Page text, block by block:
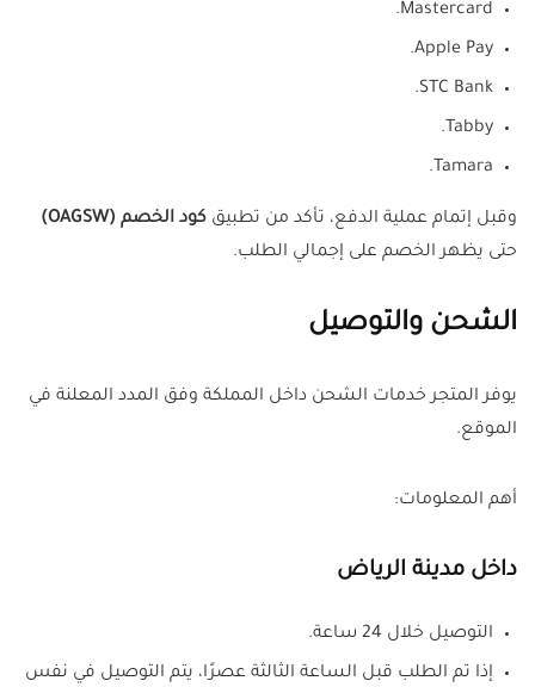
Mastercard.
Apple Pay.
STC Bank.
Tabby.
Tamara.
وقبل إتمام عملية الدفع، تأكد من تطبيق كود الخصم (OAGSW)
حتى يظهر الخصم على إجمالي الطلب.
الشحن والتوصيل
يوفر المتجر خدمات الشحن داخل المملكة وفق المدد المعلنة في
الموقع.
أهم المعلومات:
داخل مدينة الرياض
التوصيل خلال 24 ساعة.
إذا تم الطلب قبل الساعة الثالثة عصرًا، يتم التوصيل في نفس